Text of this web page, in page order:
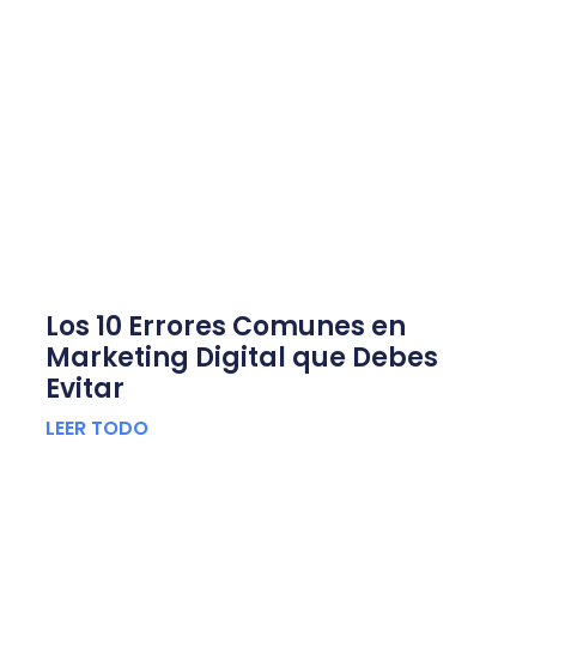
Los 10 Errores Comunes en
Marketing Digital que Debes
Evitar
LEER TODO